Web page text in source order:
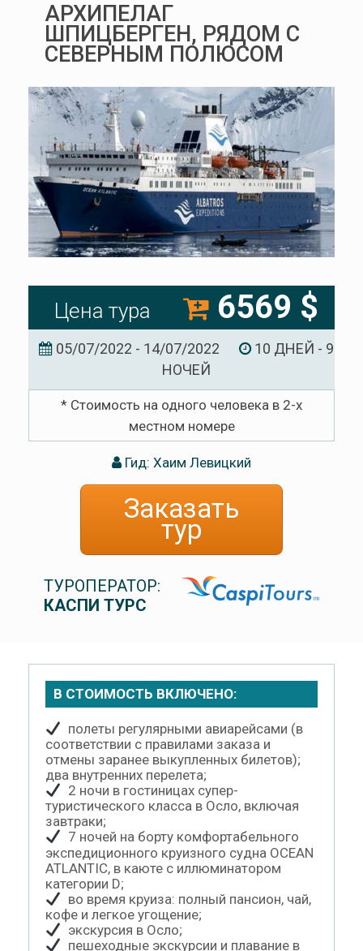
АРХИПЕЛАГ
ШПИЦБЕРГЕН, РЯДОМ С
СЕВЕРНЫМ ПОЛЮСОМ
Цена тура 6569 $
05/07/2022 - 14/07/2022
10 ДНЕЙ - 9
НОЧЕЙ
* Стоимость на одного человека в 2-х
местном номере
Гид: Хаим Левицкий
Заказать
тур
ТУРОПЕРАТОР:
КАСПИ ТУРС
В СТОИМОСТЬ ВКЛЮЧЕНО:
полеты регулярными авиарейсами (в
соответствии с правилами заказа и
отмены заранее выкупленных билетов);
два внутренних перелета;
2 ночи в гостиницах супер-
туристического класса в Осло, включая
завтраки;
7 ночей на борту комфортабельного
экспедиционного круизного судна OCEAN
ATLANTIC, в каюте с иллюминатором
категории D;
во время круиза: полный пансион, чай,
кофе и легкое угощение;
экскурсия в Осло;
пешеходные экскурсии и плавание в